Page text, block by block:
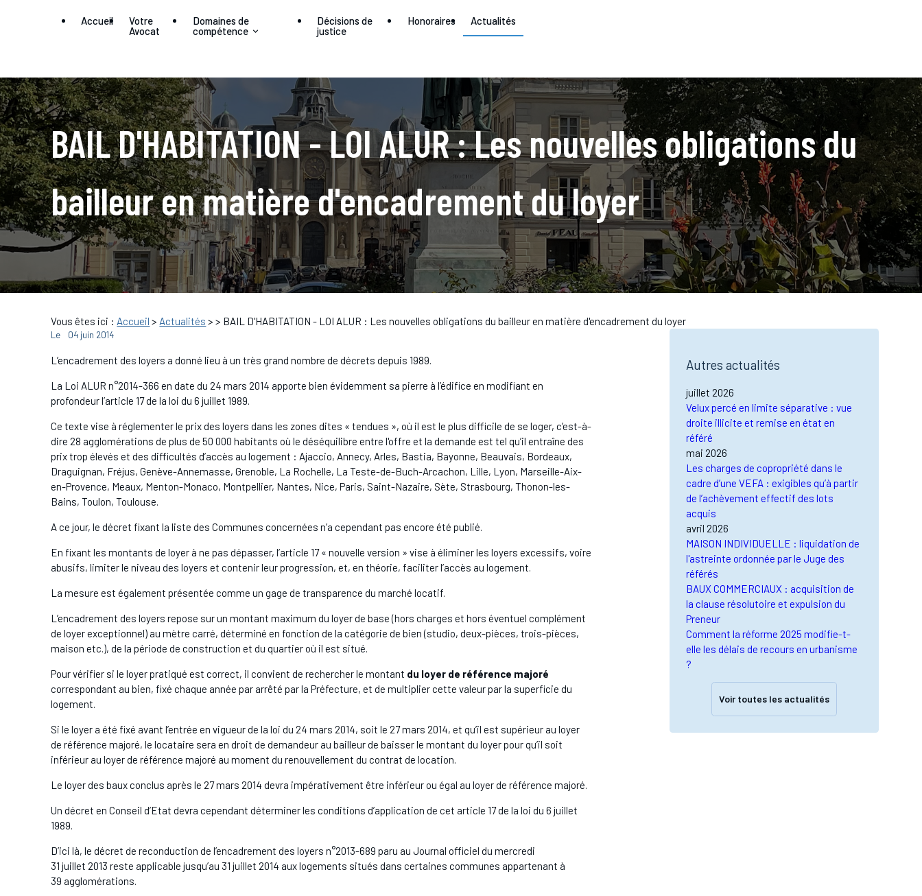
Accueil
Votre
Avocat
Domaines de
compétence
Décisions de
justice
Honoraires Actualités
BAIL D'HABITATION - LOI ALUR : Les nouvelles obligations du
bailleur en matière d'encadrement du loyer
Vous êtes ici : Accueil > Actualités >> BAIL D'HABITATION - LOI ALUR : Les nouvelles obligations du bailleur en matière d'encadrement du loyer
Le 04 juin 2014
L’encadrement des loyers a donné lieu à un très grand nombre de décrets depuis 1989.
La Loi ALUR n°2014-366 en date du 24 mars 2014 apporte bien évidemment sa pierre à l’édifice en modifiant en
profondeur l’article 17 de la loi du 6 juillet 1989.
Ce texte vise à réglementer le prix des loyers dans les zones dites « tendues », où il est le plus difficile de se loger, c’est-à-
dire 28 agglomérations de plus de 50 000 habitants où le déséquilibre entre l'offre et la demande est tel qu’il entraîne des
prix trop élevés et des difficultés d’accès au logement : Ajaccio, Annecy, Arles, Bastia, Bayonne, Beauvais, Bordeaux,
Draguignan, Fréjus, Genève-Annemasse, Grenoble, La Rochelle, La Teste-de-Buch-Arcachon, Lille, Lyon, Marseille-Aix-
en-Provence, Meaux, Menton-Monaco, Montpellier, Nantes, Nice, Paris, Saint-Nazaire, Sète, Strasbourg, Thonon-les-
Bains, Toulon, Toulouse.
A ce jour, le décret fixant la liste des Communes concernées n’a cependant pas encore été publié.
En fixant les montants de loyer à ne pas dépasser, l’article 17 « nouvelle version » vise à éliminer les loyers excessifs, voire
abusifs, limiter le niveau des loyers et contenir leur progression, et, en théorie, faciliter l’accès au logement.
La mesure est également présentée comme un gage de transparence du marché locatif.
L’encadrement des loyers repose sur un montant maximum du loyer de base (hors charges et hors éventuel complément
de loyer exceptionnel) au mètre carré, déterminé en fonction de la catégorie de bien (studio, deux-pièces, trois-pièces,
maison etc.), de la période de construction et du quartier où il est situé.
Pour vérifier si le loyer pratiqué est correct, il convient de rechercher le montant du loyer de référence majoré
correspondant au bien, fixé chaque année par arrêté par la Préfecture, et de multiplier cette valeur par la superficie du
logement.
Si le loyer a été fixé avant l’entrée en vigueur de la loi du 24 mars 2014, soit le 27 mars 2014, et qu’il est supérieur au loyer
de référence majoré, le locataire sera en droit de demandeur au bailleur de baisser le montant du loyer pour qu’il soit
inférieur au loyer de référence majoré au moment du renouvellement du contrat de location.
Le loyer des baux conclus après le 27 mars 2014 devra impérativement être inférieur ou égal au loyer de référence majoré.
Un décret en Conseil d’Etat devra cependant déterminer les conditions d’application de cet article 17 de la loi du 6 juillet
1989.
D’ici là, le décret de reconduction de l’encadrement des loyers n°2013-689 paru au Journal officiel du mercredi
31 juillet 2013 reste applicable jusqu’au 31 juillet 2014 aux logements situés dans certaines communes appartenant à
39 agglomérations.
Autres actualités
juillet 2026
Velux percé en limite séparative : vue
droite illicite et remise en état en
référé
mai 2026
Les charges de copropriété dans le
cadre d’une VEFA : exigibles qu’à partir
de l’achèvement effectif des lots
acquis
avril 2026
MAISON INDIVIDUELLE : liquidation de
l'astreinte ordonnée par le Juge des
référés
BAUX COMMERCIAUX : acquisition de
la clause résolutoire et expulsion du
Preneur
Comment la réforme 2025 modifie-t-
elle les délais de recours en urbanisme
?
Voir toutes les actualités